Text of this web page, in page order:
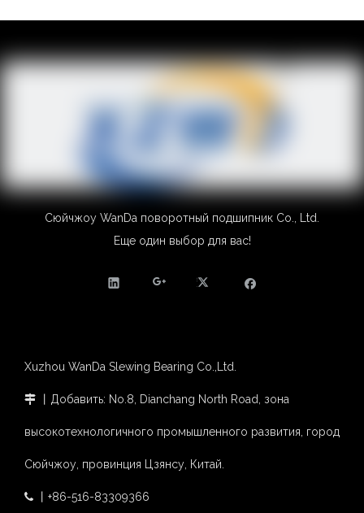
Сюйчжоу WanDa поворотный подшипник Co., Ltd.
Еще один выбор для вас!
Xuzhou WanDa Slewing Bearing Co.,Ltd.
 丨Добавить: No.8, Dianchang North Road, зона
высокотехнологичного промышленного развития, город
Сюйчжоу, провинция Цзянсу, Китай.
 丨+86-516-83309366